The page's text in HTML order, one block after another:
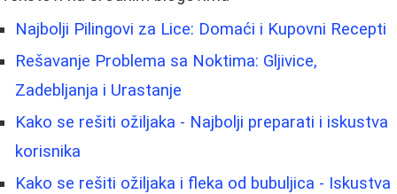
Najbolji Pilingovi za Lice: Domaći i Kupovni Recepti
Rešavanje Problema sa Noktima: Gljivice,
Zadebljanja i Urastanje
Kako se rešiti ožiljaka - Najbolji preparati i iskustva
korisnika
Kako se rešiti ožiljaka i fleka od bubuljica - Iskustva